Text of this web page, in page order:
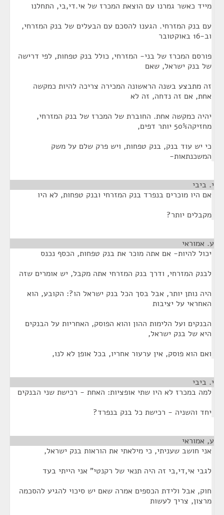
מייד כאשר גמרנו עם הוצאת המכרז של אי.די,בי, התחלנו
עם בנק המזרחי. הגענו להסכם עם הבעלים של בנק המזרחי,
וב-16 באוקטובר
פורסם המכרז של בני- המזרחי, כולל בנק טפחות, לפי דרישה
של בנק ישראל, שאם
זה מתבצע בשנה הראשונה המכירה צריכה להיות כמקשה
אחת, אם זה נדחה, זה לא
יהיה כמקשה אחת. החוברת של המכרז של בנק המזרחי,
מחזיקה50% יותר דפים,
כי יש עוד בנק, בנק טפחות, ויש פרק שלם על משק
המשכנתאות-
י. ביבי
אם היו מוכרים בנפרד בנק המזרחי ובנק טפחות, לא היו
מקבלים יותר?
ע. אמוראי
יכול להיות- אם אתה מוכר את בנק טפחות, הכסף נכנס
לבנק המזרחי, ודרך בנק המזרחי אתה מקבל, יש אומרים שזה
היה נותן יותר, אבל בסך הכל בנק ישראל הו?: הקובע, הוא
האחראי על יציבות
הבנקים ועל הלימות ההון והוא הפוסק, האחריות על הבנקים
היא של בנק ישראל,
ואם הוא פוסק, אין ערעור אחריו, בכל אופן לא לנו,
י. ביבי
למה במכרז לא היו שתי אופציות: האחת - רכישת שני הבנקים
יחד והשניה - רכישת כל בנק בנפרד?
ע, אמוראי
אני חושב שעניתי, כי מילאתי את הוראות בנק ישראל,
לגבי אי,די,בי זה היה תנאי של רקנטי" אני הייתי בעד
חוק, אבל ולידת הכספים אמרה שאם יש סיכוי להגיע להסכמה
מרצון, צריך לעשות